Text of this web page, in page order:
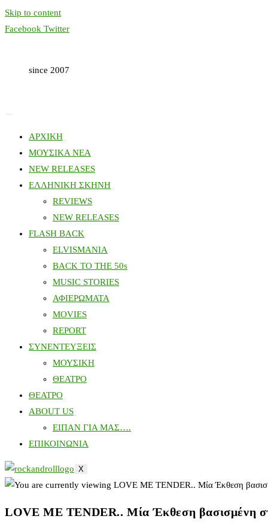
Skip to content
Facebook Twitter
since 2007
ΑΡΧΙΚΗ
ΜΟΥΣΙΚΑ ΝΕΑ
NEW RELEASES
ΕΛΛΗΝΙΚΗ ΣΚΗΝΗ
REVIEWS
NEW RELEASES
FLASH BACK
ELVISMANIA
BACK TO THE 50s
MUSIC STORIES
ΑΦΙΕΡΩΜΑΤΑ
MOVIES
REPORT
ΣΥΝΕΝΤΕΥΞΕΙΣ
ΜΟΥΣΙΚΗ
ΘΕΑΤΡΟ
ΘΕΑΤΡΟ
ABOUT US
ΕΙΠΑΝ ΓΙΑ ΜΑΣ….
ΕΠΙΚΟΙΝΩΝΙΑ
X
LOVE ME TENDER.. Μία Έκθεση βασισμένη